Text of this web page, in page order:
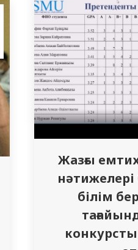
медицина
өнер жағынан да,…
Жазғы
білім